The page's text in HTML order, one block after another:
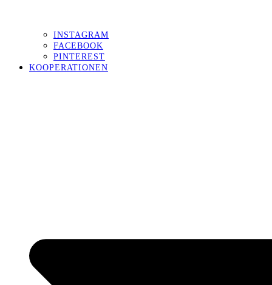
INSTAGRAM
FACEBOOK
PINTEREST
KOOPERATIONEN